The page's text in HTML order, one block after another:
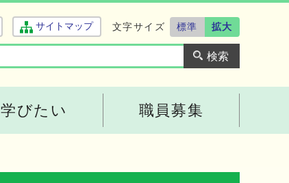
サイトマップ 文字サイズ 標準 拡大
学びたい 職員募集